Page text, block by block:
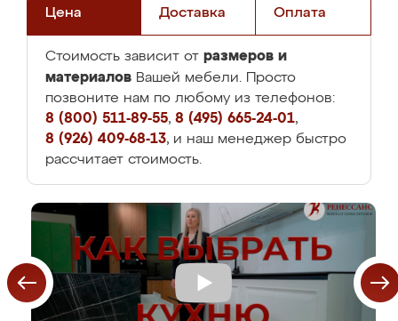
Цена Доставка Оплата
Стоимость зависит от размеров и
материалов Вашей мебели. Просто
позвоните нам по любому из телефонов:
8 (800) 511-89-55, 8 (495) 665-24-01,
8 (926) 409-68-13, и наш менеджер быстро
рассчитает стоимость.